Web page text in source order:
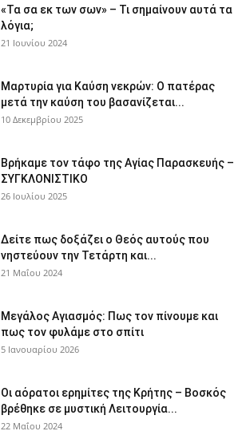
«Τα σα εκ των σων» – Τι σημαίνουν αυτά τα
λόγια;
21 Ιουνίου 2024
Μαρτυρία για Καύση νεκρών: Ο πατέρας
μετά την καύση του βασανίζεται...
10 Δεκεμβρίου 2025
Βρήκαμε τον τάφο της Αγίας Παρασκευής –
ΣΥΓΚΛΟΝΙΣΤΙΚΟ
26 Ιουλίου 2025
Δείτε πως δοξάζει ο Θεός αυτούς που
νηστεύουν την Τετάρτη και...
21 Μαΐου 2024
Μεγάλος Αγιασμός: Πως τον πίνουμε και
πως τον φυλάμε στο σπίτι
5 Ιανουαρίου 2026
Οι αόρατοι ερημίτες της Κρήτης – Βοσκός
βρέθηκε σε μυστική Λειτουργία...
22 Μαΐου 2024